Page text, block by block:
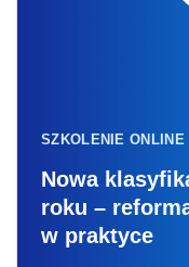
SZKOLENIE ONLINE
Nowa
roku –
w praktyce